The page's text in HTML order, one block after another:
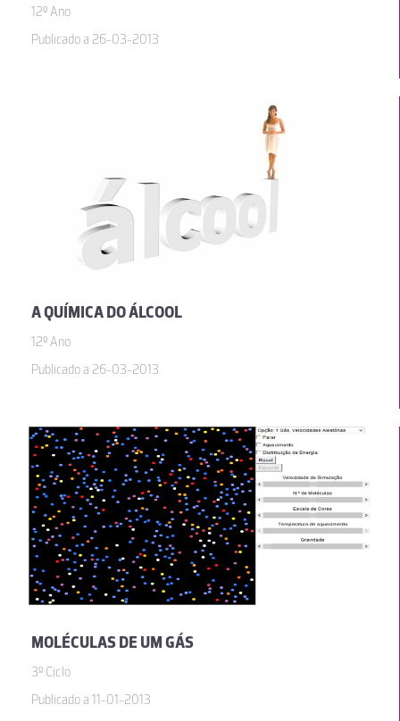
12º Ano
Publicado a 26-03-2013
A QUÍMICA DO ÁLCOOL
12º Ano
Publicado a 26-03-2013
MOLÉCULAS DE UM GÁS
3º Ciclo
Publicado a 11-01-2013